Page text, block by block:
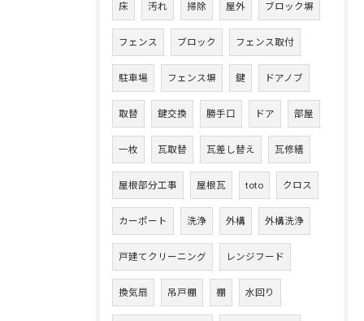
床 汚れ 掃除 屋外 ブロック塀
フェンス ブロック フェンス取付
駐車場 フェンス塀 鍵 ドアノブ
取替 鍵交換 勝手口 ドア 部屋
一枚 瓦取替 瓦差し替え 瓦修繕
屋根部分工事 屋根瓦 toto クロス
カーポート 洗浄 外構 外構洗浄
戸建てクリーニング レンジフード
換気扇 吊戸棚 棚 水回り